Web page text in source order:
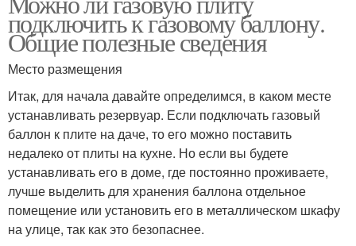
Плита к баллону
баллона
Баллон до плиты
подключить к газовому баллону.
Общие полезные сведения
Место размещения
Итак, для начала давайте определимся, в каком месте
устанавливать резервуар. Если подключать газовый
баллон к плите на даче, то его можно поставить
недалеко от плиты на кухне. Но если вы будете
устанавливать его в доме, где постоянно проживаете,
лучше выделить для хранения баллона отдельное
помещение или установить его в металлическом шкафу
на улице, так как это безопаснее.